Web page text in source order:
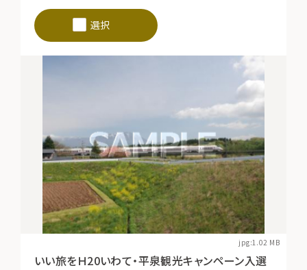
選択
jpg:1.02 MB
いい旅をＨ20いわて・平泉観光キャンペーン入選